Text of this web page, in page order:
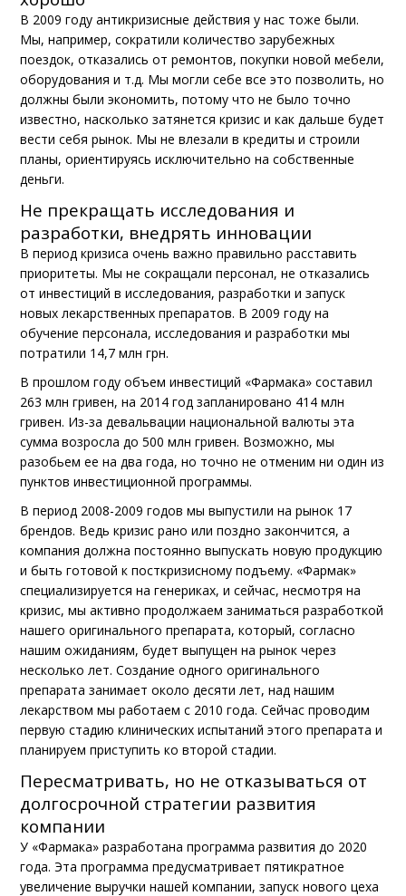
В 2009 году антикризисные действия у нас тоже были.
Мы, например, сократили количество зарубежных
поездок, отказались от ремонтов, покупки новой мебели,
оборудования и т.д. Мы могли себе все это позволить, но
должны были экономить, потому что не было точно
известно, насколько затянется кризис и как дальше будет
вести себя рынок. Мы не влезали в кредиты и строили
планы, ориентируясь исключительно на собственные
деньги.
Не прекращать исследования и
разработки, внедрять инновации
В период кризиса очень важно правильно расставить
приоритеты. Мы не сокращали персонал, не отказались
от инвестиций в исследования, разработки и запуск
новых лекарственных препаратов. В 2009 году на
обучение персонала, исследования и разработки мы
потратили 14,7 млн грн.
В прошлом году объем инвестиций «Фармака» составил
263 млн гривен, на 2014 год запланировано 414 млн
гривен. Из-за девальвации национальной валюты эта
сумма возросла до 500 млн гривен. Возможно, мы
разобьем ее на два года, но точно не отменим ни один из
пунктов инвестиционной программы.
В период 2008-2009 годов мы выпустили на рынок 17
брендов. Ведь кризис рано или поздно закончится, а
компания должна постоянно выпускать новую продукцию
и быть готовой к посткризисному подъему. «Фармак»
специализируется на генериках, и сейчас, несмотря на
кризис, мы активно продолжаем заниматься разработкой
нашего оригинального препарата, который, согласно
нашим ожиданиям, будет выпущен на рынок через
несколько лет. Создание одного оригинального
препарата занимает около десяти лет, над нашим
лекарством мы работаем с 2010 года. Сейчас проводим
первую стадию клинических испытаний этого препарата и
планируем приступить ко второй стадии.
Пересматривать, но не отказываться от
долгосрочной стратегии развития
компании
У «Фармака» разработана программа развития до 2020
года. Эта программа предусматривает пятикратное
увеличение выручки нашей компании, запуск нового цеха